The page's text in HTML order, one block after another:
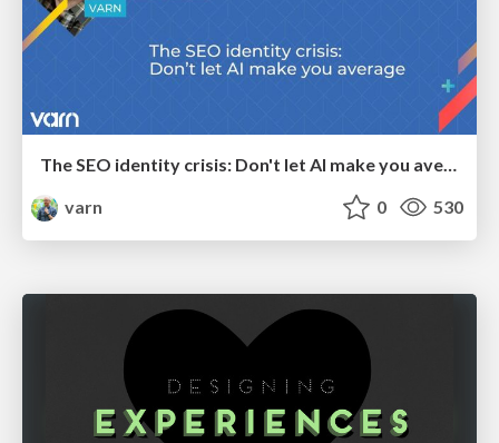
varn
0 530